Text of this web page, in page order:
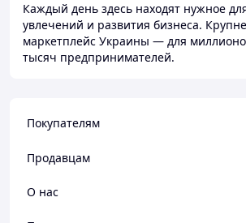
Каждый день здесь находят нужное
увлечений и развития бизнеса.
маркетплейс Украины — для
тысяч предпринимателей.
Покупателям
Продавцам
О нас